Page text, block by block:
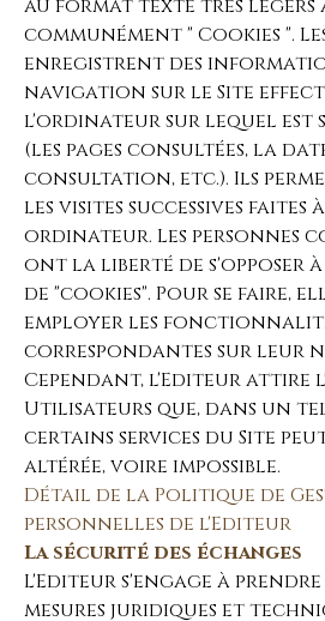
au format texte très légers
communément " Cookies ".
enregistrent des
navigation sur le Site
l'ordinateur sur lequel est
(les pages consultées, la
consultation, etc.). Ils
les visites successives faites
ordinateur. Les personnes
ont la liberté de s'opposer
de "cookies". Pour se faire,
employer les
correspondantes sur leur
Cependant, l'Editeur attire
Utilisateurs que, dans un tel
certains services du Site
altérée, voire impossible.
Détail de la Politique de
personnelles de l'Editeur
La sécurité des échanges
L'Editeur s'engage à
mesures juridiques et